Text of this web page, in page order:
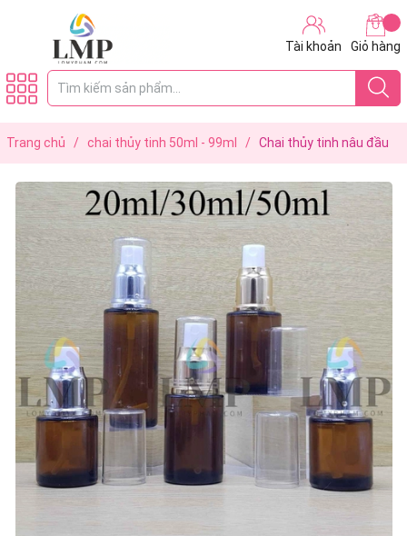
Tài khoản Giỏ hàng
Trang chủ / chai thủy tinh 50ml - 99ml / Chai thủy tinh nâu đầu
phun sương xi